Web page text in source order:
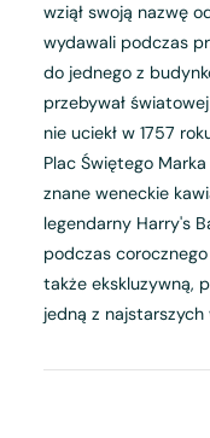
wziął swoją nazwę
wydawali podczas
do jednego z
przebywał
nie uciekł w 1757
Plac Świętego
znane weneckie
legendarny Harry's
podczas
także ekskluzywną,
jedną z najstarszych